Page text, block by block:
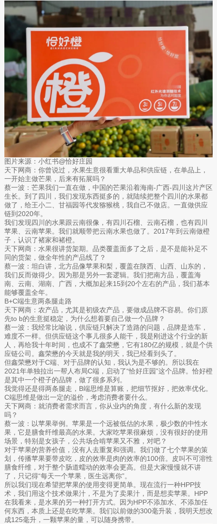
图片来源：小红书@恰好庄园
天下网商：你曾说过，水果生意很看重大单品和供应链，在单品上，
一开始主做芒果，后来有拓展吗？
蔡一波：芒果我们一直在做，中国的芒果沿着海南-广西-四川这片产区
生长。到了四川，我们发现东西挺多的，就陆续把整个四川的水果都
做了，给王小二、甘福园等代发猕猴桃，我自己不做店。一直做供应
链到2020年。
我们发现四川的水果跟云南很像，有四川石榴、云南石榴，也有四川
苹果、云南苹果。我们就顺带把云南水果也做了。2017年到云南做橙
子，认识了褚家和褚橙。
天下网商：水果很讲货架期。品类覆盖面多了之后，是不是能补足不
同的货架，做全年性的产品线了？
蔡一波：坦白讲，北方品像苹果和梨，覆盖在陕西、山西、山东的，
我们反而做得少。因为那是另外一套逻辑。我们把南方品，覆盖海
南、云南、湖南、广西，大概加起来15到20个左右的产品，我们基本
能够覆盖全年。
B+C端生意两条腿走路
天下网商：农产品，尤其是初级农产品，要做成品牌不容易。你们原
先to b的生意挺稳定，为什么想着要自己做一个品牌？
蔡一波：我经常比喻说，供应链只解决了造路的问题，品牌是造车，
难度不一样。但供应链这个事儿很多人能干，我是刚进这个行业的新
人，再给我十年时间，也成不了鑫荣懋，它有180亿的规模，就是个供
应链公司。鑫荣懋的今天就是我的明天，我已经看到头了。
但鑫荣懋对于C端、对于品牌的认知，我认为是不够的。所以我在
2021年单独拉出一帮人布局C端，启动了“恰好庄园”这个品牌。恰好橙
是其中一个橙子的品牌，做了很多系列。
我觉得还是得两条腿走，B端思维是算账，把细节抠好，把效率优化。
C端思维是做出一定的溢价，考虑消费者要什么。
天下网商：就消费者需求而言，你从业内的角度，有什么新的发现
吗？
蔡一波：以苹果举例。苹果是一个远被低估的水果，极少数的中性水
果，它是膳食纤维最高的水果。大家吃苹果很麻烦，没有很好的使用
场景，特别是女孩子，公共场合啃苹果又不雅，对吧？
对于苹果的营养价值，没有人去重复和强调。我们做了七个苹果的策
划，传播苹果要带皮吃，皮的效率是肉的效率的100倍。皮叫不可溶性
膳食纤维，对于整个肠道蠕动的效率会更高。但是大家慢慢就不讲
了，只记得“每天一个苹果，医生远离你”。
所以我们现在希望把苹果的使用变得更简单。现在流行一种HPP技
术，我们用这个技术做果汁，不是为了卖果汁，而是想卖苹果。HPP
在我看来，是水果的另一种打开方式。因为HPP不添加水、不添加任
何东西，本质上还是在吃苹果。我们以前做的300毫升装，我明天想改
成125毫升，一颗苹果的量，可以随身携带。